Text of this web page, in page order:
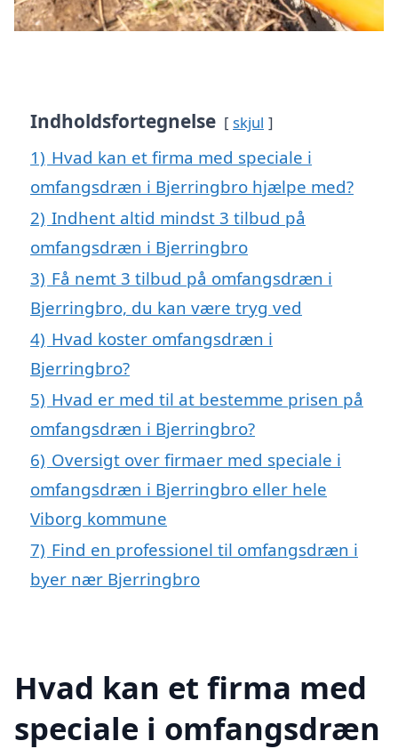
Indholdsfortegnelse skjul
1) Hvad kan et firma med speciale i
omfangsdræn i Bjerringbro hjælpe med?
2) Indhent altid mindst 3 tilbud på
omfangsdræn i Bjerringbro
3) Få nemt 3 tilbud på omfangsdræn i
Bjerringbro, du kan være tryg ved
4) Hvad koster omfangsdræn i
Bjerringbro?
5) Hvad er med til at bestemme prisen på
omfangsdræn i Bjerringbro?
6) Oversigt over firmaer med speciale i
omfangsdræn i Bjerringbro eller hele
Viborg kommune
7) Find en professionel til omfangsdræn i
byer nær Bjerringbro
Hvad kan et firma med
speciale i omfangsdræn